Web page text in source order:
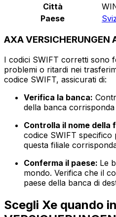
Città
Paese
AXA
I codici SWIFT corretti sono
problemi o ritardi nei
codice SWIFT, assicurati di:
Verifica la banca:
della banca
Controlla il nome della
codice SWIFT specifico
questa filiale
Conferma il paese: Le
mondo. Verifica che il
paese della banca di
Scegli Xe quando